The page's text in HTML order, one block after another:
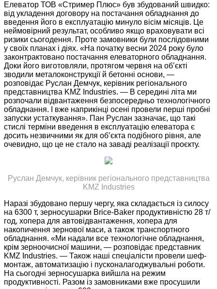
Елеватор ТОВ «Стример Плюс» був збудований швидко:
від укладення договору на постачання обладнання до
введення його в експлуатацію минуло вісім місяців. Це
неймовірний результат, особливо якщо враховувати всі
ризики сьогодення. Проте замовники були послідовними
у своїх планах і діях. «На початку весни 2024 року було
законтрактовано постачання елеваторного обладнання.
Доки його виготовляли, протягом червня на об’єкті
зводили металоконструкції й бетонні основи, —
розповідає Руслан Демчук, керівник регіонального
представництва KMZ Industries. — В середині літа ми
розпочали відвантаження безпосередньо технологічного
обладнання. І вже наприкінці осені провели перші пробні
запуски устаткування». Пан Руслан зазначає, що такі
стислі терміни введення в експлуатацію елеватора є
досить незвичними як для об’єкта подібного рівня, але
очевидно, що це не стало на заваді реалізації проєкту.
Руслан Демчук, керівник регіонального представництва
KMZ Industries
Наразі збудовано першу чергу, яка складається із силосу
на 6300 т, зерносушарки Brice-Baker продуктивністю 28 т/
год, хопера для автовідвантаження, хопера для
накопичення зернової маси, а також транспортного
обладнання. «Ми надали все технологічне обладнання,
крім зерноочисної машини, — розповідає представник
KMZ Industries. — Також наші спеціалісти провели шеф-
монтаж, автоматизацію і пусконалагоджувальні роботи.
На сьогодні зерносушарка вийшла на режим
продуктивності. Разом із замовниками вже просушили